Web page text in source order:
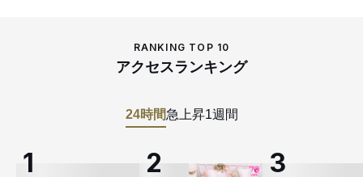
RANKING TOP 10
アクセスランキング
24時間急上昇1週間